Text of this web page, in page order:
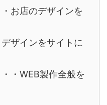
お店のデザインを
ザインをサイトに
・WEB製作全般を